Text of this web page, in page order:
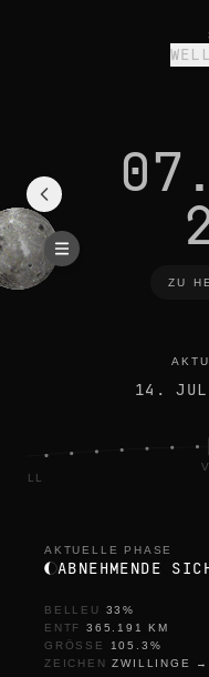
ZU
14.
VOLL
AKTUELLE PHASE
ABNEHMENDE
BELLEU 33%
ENTF
365.191
KM
GRÖSSE
105.3 %
ZEICHEN ZWILLINGE